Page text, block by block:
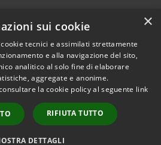
Copyright © 2026 • Comune di
Mussolente • Powered by
Municipium•
Accesso
redazione
×
sui cookie
tecnici e assimilati strettamente
e alla navigazione del sito,
analitico al solo fine di elaborare
aggregate e anonime.
la cookie policy al seguente link
RIFIUTA TUTTO
DETTAGLI